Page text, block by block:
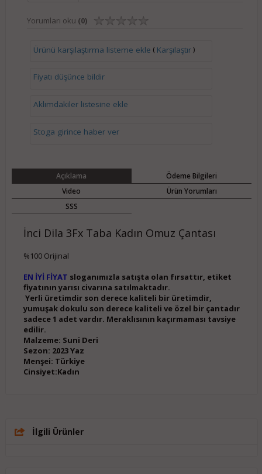
Yorumları oku (0)
Ürünü karşılaştırma listeme ekle ( Karşılaştır)
Fiyatı düşünce bildir
Aklımdakiler listesine ekle
Stoga girince haber ver
Açıklama
Ödeme Bilgileri
Video
Ürün Yorumları
SSS
İnci Dila 3Fx Taba Kadın Omuz Çantası
%100 Orijinal
EN İYİ FİYAT sloganımızla satışta olan fırsattır, etiket
fiyatının yarısı civarına satılmaktadır.
Yerli üretimdir son derece kaliteli bir üretimdir,
yumuşak dokulu son derece kaliteli ve özel bir çantadır
sadece 1 adet vardır. Meraklısının kaçırmaması tavsiye
edilir.
Malzeme: Suni Deri
Sezon: 2023 Yaz
Menşei: Türkiye
Cinsiyet:Kadın
İlgili Ürünler